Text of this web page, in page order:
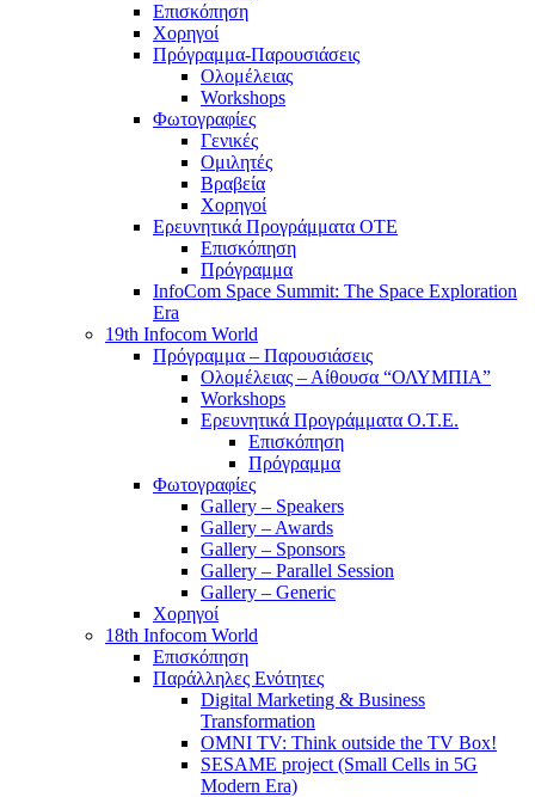
Επισκόπηση
Χορηγοί
Πρόγραμμα-Παρουσιάσεις
Ολομέλειας
Workshops
Φωτογραφίες
Γενικές
Ομιλητές
Βραβεία
Χορηγοί
Ερευνητικά Προγράμματα ΟΤΕ
Επισκόπηση
Πρόγραμμα
InfoCom Space Summit: The Space Exploration
Era
19th Infocom World
Πρόγραμμα – Παρουσιάσεις
Ολομέλειας – Αίθουσα “ΟΛΥΜΠΙΑ”
Workshops
Ερευνητικά Προγράμματα Ο.Τ.Ε.
Επισκόπηση
Πρόγραμμα
Φωτογραφίες
Gallery – Speakers
Gallery – Awards
Gallery – Sponsors
Gallery – Parallel Session
Gallery – Generic
Χορηγοί
18th Infocom World
Επισκόπηση
Παράλληλες Ενότητες
Digital Marketing & Business
Transformation
OMNI TV: Think outside the TV Box!
SESAME project (Small Cells in 5G
Modern Era)